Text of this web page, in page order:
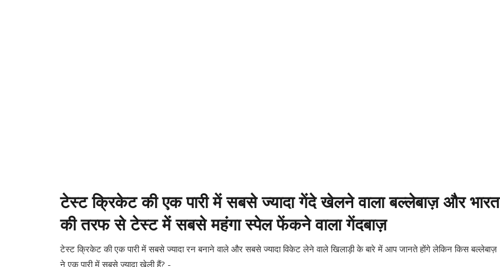
टेस्ट क्रिकेट की एक पारी में सबसे ज्यादा गेंदे खेलने वाला बल्लेबाज़ और भारत
की तरफ से टेस्ट में सबसे महंगा स्पेल फेंकने वाला गेंदबाज़
टेस्ट क्रिकेट की एक पारी में सबसे ज्यादा रन बनाने वाले और सबसे ज्यादा विकेट लेने वाले खिलाड़ी के बारे में आप जानते होंगे लेकिन किस बल्लेबाज़
ने एक पारी में सबसे ज्यादा खेली हैं? -